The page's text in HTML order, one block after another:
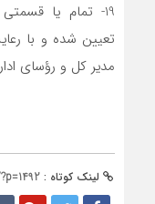
19- تمام یا
تعیین شده و با
مدیر کل و رؤسای
لینک کوتاه :